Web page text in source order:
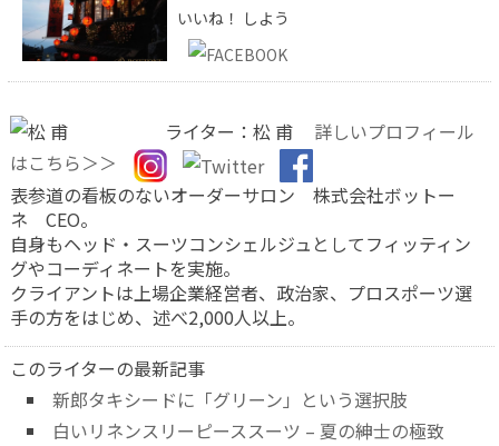
いいね！ しよう
ライター：松 甫
詳しいプロフィール
はこちら＞＞
表参道の看板のないオーダーサロン 株式会社ボットー
ネ CEO。
自身もヘッド・スーツコンシェルジュとしてフィッティン
グやコーディネートを実施。
クライアントは上場企業経営者、政治家、プロスポーツ選
手の方をはじめ、述べ2,000人以上。
このライターの最新記事
新郎タキシードに「グリーン」という選択肢
白いリネンスリーピーススーツ – 夏の紳士の極致